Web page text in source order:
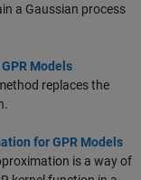
a Gaussian process
Models
replaces the
for GPR Models
is a way of